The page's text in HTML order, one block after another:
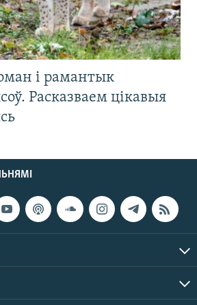
і рамантык
Расказваем цікавыя